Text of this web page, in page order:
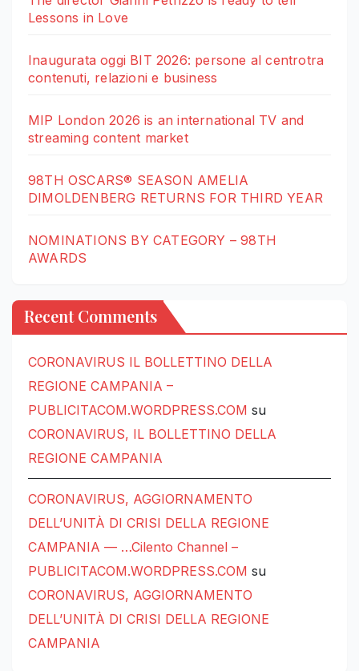
Lessons in Love
Inaugurata oggi BIT 2026: persone al centrotra
contenuti, relazioni e business
MIP London 2026 is an international TV and
streaming content market
98TH OSCARS® SEASON AMELIA
DIMOLDENBERG RETURNS FOR THIRD YEAR
NOMINATIONS BY CATEGORY – 98TH
AWARDS
Recent Comments
CORONAVIRUS IL BOLLETTINO DELLA
REGIONE CAMPANIA –
PUBLICITACOM.WORDPRESS.COM su
CORONAVIRUS, IL BOLLETTINO DELLA
REGIONE CAMPANIA
CORONAVIRUS, AGGIORNAMENTO
DELL’UNITÀ DI CRISI DELLA REGIONE
CAMPANIA — …Cilento Channel –
PUBLICITACOM.WORDPRESS.COM su
CORONAVIRUS, AGGIORNAMENTO
DELL’UNITÀ DI CRISI DELLA REGIONE
CAMPANIA